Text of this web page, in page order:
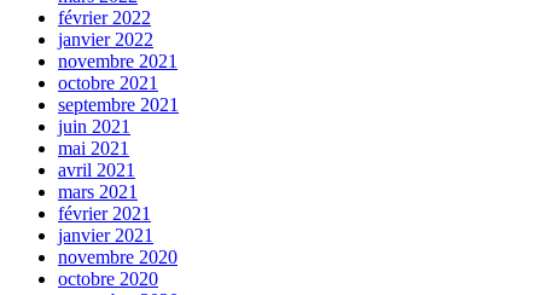
février 2022
janvier 2022
novembre 2021
octobre 2021
septembre 2021
juin 2021
mai 2021
avril 2021
mars 2021
février 2021
janvier 2021
novembre 2020
octobre 2020